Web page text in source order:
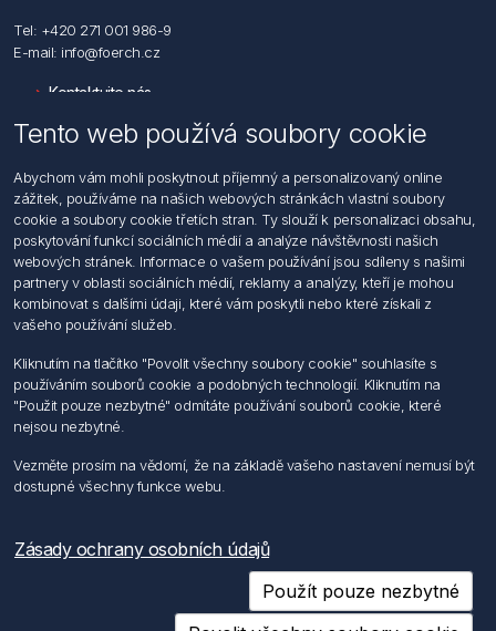
Tel: +420 271 001 986-9
E-mail: info@foerch.cz
Kontaktujte nás
Hledat
Dodržování předpisů
Zásady zpracování osobních údajů fyzických osob
Podmínky zasílání elektronických dokumentu
Všeobecné dodací a obchodní podmínky
Informace o nakládaní s elektroodpadem
Můj účet
Můj účet
Objednávky
Adresy
Tento web používá soubory cookie
Abychom vám mohli poskytnout příjemný a personalizovaný online
zážitek, používáme na našich webových stránkách vlastní soubory
cookie a soubory cookie třetích stran. Ty slouží k personalizaci obsahu,
poskytování funkcí sociálních médií a analýze návštěvnosti našich
webových stránek. Informace o vašem používání jsou sdíleny s našimi
partnery v oblasti sociálních médií, reklamy a analýzy, kteří je mohou
kombinovat s dalšími údaji, které vám poskytli nebo které získali z
vašeho používání služeb.
Kliknutím na tlačítko "Povolit všechny soubory cookie" souhlasíte s
používáním souborů cookie a podobných technologií. Kliknutím na
"Použit pouze nezbytné" odmítáte používání souborů cookie, které
nejsou nezbytné.
Vezměte prosím na vědomí, že na základě vašeho nastavení nemusí být
dostupné všechny funkce webu.
Zásady ochrany osobních údajů
Použít pouze nezbytné